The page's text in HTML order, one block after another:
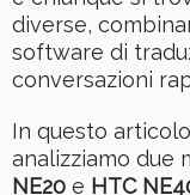
diverse,
software di
conversazioni
In questo
analizziamo due
NE20 e HTC